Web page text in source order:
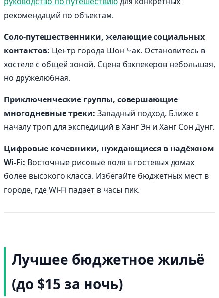
рекомендаций по объектам.
Соло-путешественники, желающие социальных
контактов: Центр города Шон Чак. Остановитесь в
хостеле с общей зоной. Сцена бэкпекеров небольшая,
но дружелюбная.
Приключенческие группы, совершающие
многодневные треки: Западный подход. Ближе к
началу троп для экспедиций в Ханг Эн и Ханг Сон Дунг.
Цифровые кочевники, нуждающиеся в надёжном
Wi-Fi: Восточные рисовые поля в гостевых домах
более высокого класса. Избегайте бюджетных мест в
городе, где Wi-Fi падает в часы пик.
Лучшее бюджетное жильё
(до $15 за ночь)